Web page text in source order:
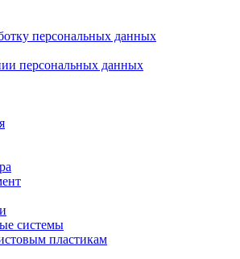
персональных данных
персональных данных
системы
пластикам